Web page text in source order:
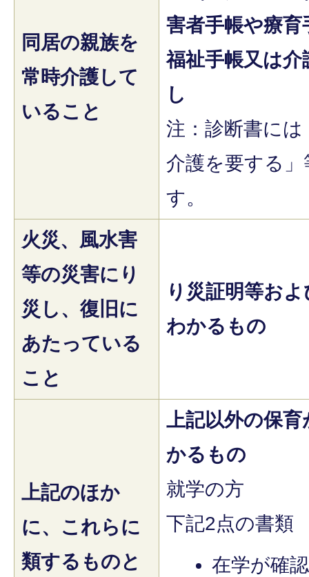
同居の親族を
常時介護して
いること
害者手帳や療育
福祉手帳又は介
し
注：診断書に
介護を要する
す。
火災、風水害
等の災害にり
災し、復旧に
あたっている
こと
り災証明等お
わかるもの
上記のほか
に、これらに
類するものと
上記以外の保
かるもの
就学の方
下記2点の書類
在学が確